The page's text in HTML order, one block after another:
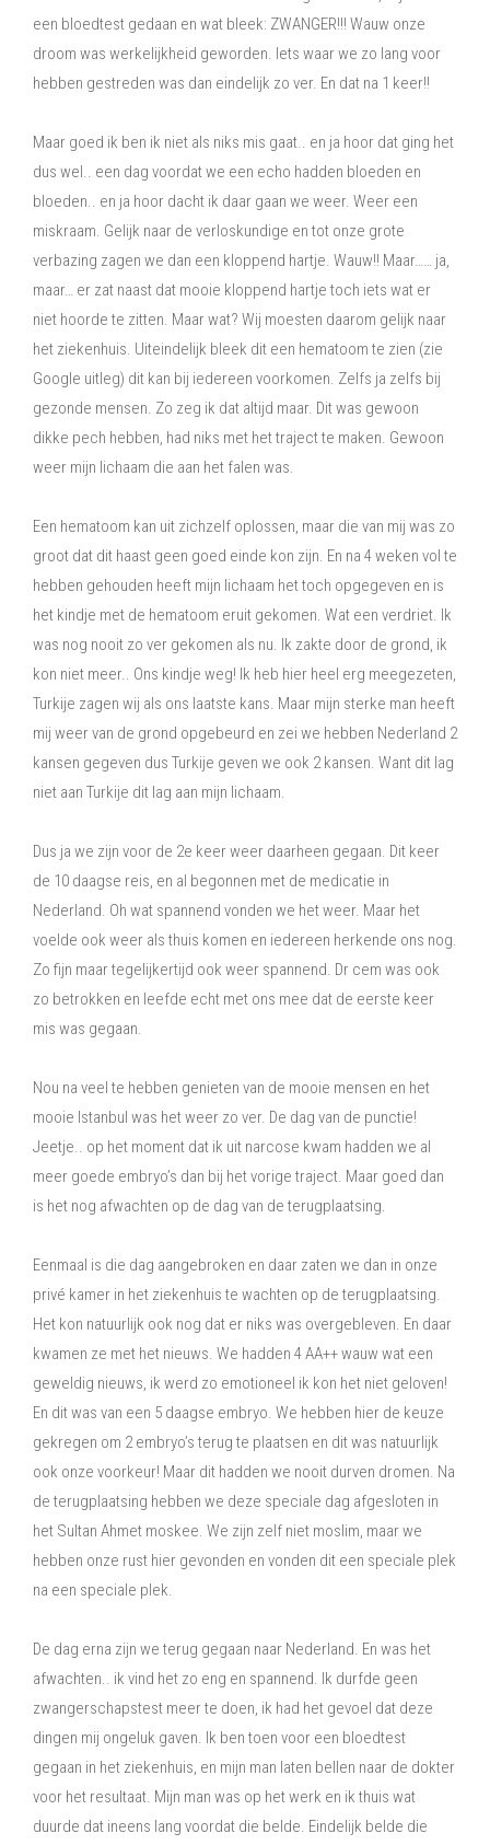
een bloedtest gedaan en wat bleek: ZWANGER!!! Wauw onze
droom was werkelijkheid geworden. Iets waar we zo lang voor
hebben gestreden was dan eindelijk zo ver. En dat na 1 keer!!
Maar goed ik ben ik niet als niks mis gaat.. en ja hoor dat ging het
dus wel.. een dag voordat we een echo hadden bloeden en
bloeden.. en ja hoor dacht ik daar gaan we weer. Weer een
miskraam. Gelijk naar de verloskundige en tot onze grote
verbazing zagen we dan een kloppend hartje. Wauw!! Maar…… ja,
maar… er zat naast dat mooie kloppend hartje toch iets wat er
niet hoorde te zitten. Maar wat? Wij moesten daarom gelijk naar
het ziekenhuis. Uiteindelijk bleek dit een hematoom te zien (zie
Google uitleg) dit kan bij iedereen voorkomen. Zelfs ja zelfs bij
gezonde mensen. Zo zeg ik dat altijd maar. Dit was gewoon
dikke pech hebben, had niks met het traject te maken. Gewoon
weer mijn lichaam die aan het falen was.
Een hematoom kan uit zichzelf oplossen, maar die van mij was zo
groot dat dit haast geen goed einde kon zijn. En na 4 weken vol te
hebben gehouden heeft mijn lichaam het toch opgegeven en is
het kindje met de hematoom eruit gekomen. Wat een verdriet. Ik
was nog nooit zo ver gekomen als nu. Ik zakte door de grond, ik
kon niet meer.. Ons kindje weg! Ik heb hier heel erg meegezeten,
Turkije zagen wij als ons laatste kans. Maar mijn sterke man heeft
mij weer van de grond opgebeurd en zei we hebben Nederland 2
kansen gegeven dus Turkije geven we ook 2 kansen. Want dit lag
niet aan Turkije dit lag aan mijn lichaam.
Dus ja we zijn voor de 2e keer weer daarheen gegaan. Dit keer
de 10 daagse reis, en al begonnen met de medicatie in
Nederland. Oh wat spannend vonden we het weer. Maar het
voelde ook weer als thuis komen en iedereen herkende ons nog.
Zo fijn maar tegelijkertijd ook weer spannend. Dr cem was ook
zo betrokken en leefde echt met ons mee dat de eerste keer
mis was gegaan.
Nou na veel te hebben genieten van de mooie mensen en het
mooie Istanbul was het weer zo ver. De dag van de punctie!
Jeetje.. op het moment dat ik uit narcose kwam hadden we al
meer goede embryo’s dan bij het vorige traject. Maar goed dan
is het nog afwachten op de dag van de terugplaatsing.
Eenmaal is die dag aangebroken en daar zaten we dan in onze
privé kamer in het ziekenhuis te wachten op de terugplaatsing.
Het kon natuurlijk ook nog dat er niks was overgebleven. En daar
kwamen ze met het nieuws. We hadden 4 AA++ wauw wat een
geweldig nieuws, ik werd zo emotioneel ik kon het niet geloven!
En dit was van een 5 daagse embryo. We hebben hier de keuze
gekregen om 2 embryo’s terug te plaatsen en dit was natuurlijk
ook onze voorkeur! Maar dit hadden we nooit durven dromen. Na
de terugplaatsing hebben we deze speciale dag afgesloten in
het Sultan Ahmet moskee. We zijn zelf niet moslim, maar we
hebben onze rust hier gevonden en vonden dit een speciale plek
na een speciale plek.
De dag erna zijn we terug gegaan naar Nederland. En was het
afwachten.. ik vind het zo eng en spannend. Ik durfde geen
zwangerschapstest meer te doen, ik had het gevoel dat deze
dingen mij ongeluk gaven. Ik ben toen voor een bloedtest
gegaan in het ziekenhuis, en mijn man laten bellen naar de dokter
voor het resultaat. Mijn man was op het werk en ik thuis wat
duurde dat ineens lang voordat die belde. Eindelijk belde die